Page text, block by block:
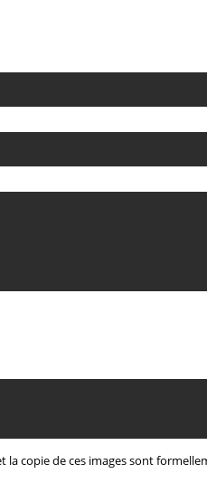
copie de ces images sont